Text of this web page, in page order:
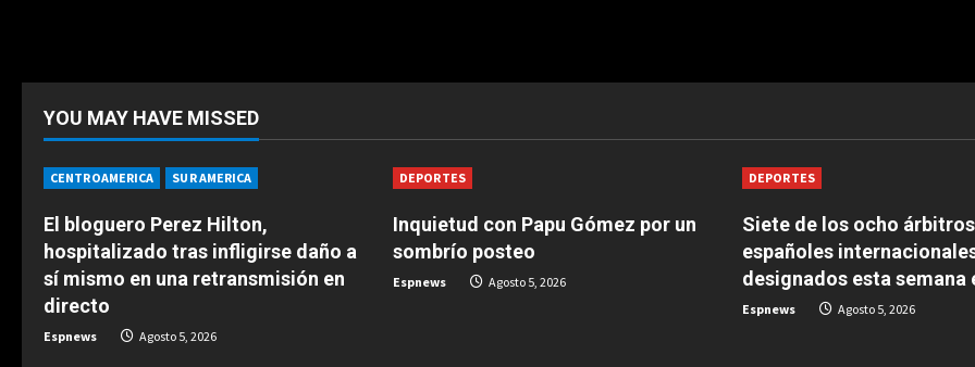
YOU MAY HAVE MISSED
CENTROAMERICA SUR AMERICA
El bloguero Perez Hilton,
hospitalizado tras infligirse daño a
sí mismo en una retransmisión en
directo
Espnews Agosto 5, 2026
DEPORTES
Inquietud con Papu Gómez por un
sombrío posteo
Espnews Agosto 5, 2026
DEPORTES
Siete de los ocho árbitros
españoles
designados esta semana
Espnews Agosto 5, 2026